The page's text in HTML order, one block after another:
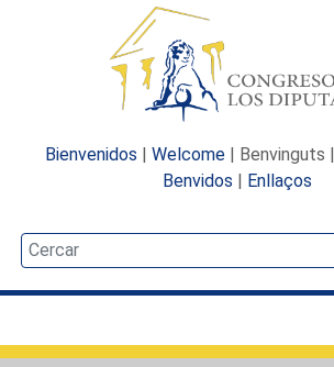
Bienvenidos | Welcome | Benvinguts |
Benvidos | Enllaços